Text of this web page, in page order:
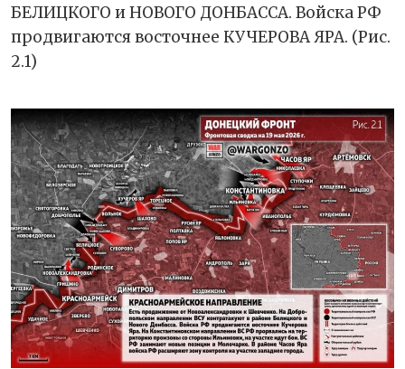
БЕЛИЦКОГО и НОВОГО ДОНБАССА. Войска РФ
продвигаются восточнее КУЧЕРОВА ЯРА. (Рис.
2.1)